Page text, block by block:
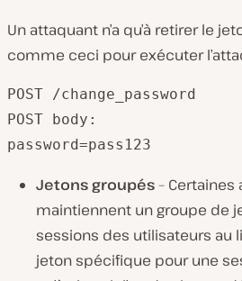
Un attaquant n’a qu’à retirer le
comme ceci pour exécuter
POST /change_password
POST body:
password=pass123
Jetons groupés–
maintiennent un groupe de
sessions des utilisateurs au
jeton spécifique pour une